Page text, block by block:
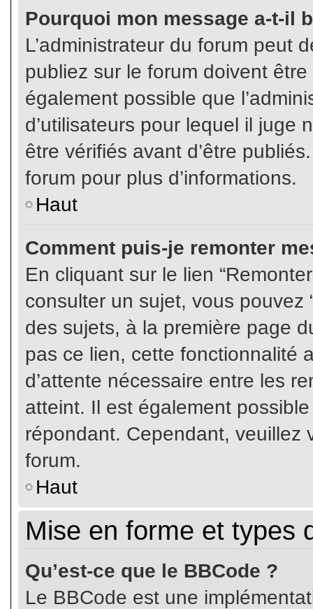
Pourquoi mon message a-t-il
L’administrateur du forum peut
publiez sur le forum doivent
également possible que
d’utilisateurs pour lequel il juge
être vérifiés avant d’être
forum pour plus d’informations.
Haut
Comment puis-je remonter
En cliquant sur le lien
consulter un sujet, vous pouvez
des sujets, à la première page
pas ce lien, cette fonctionnalité
d’attente nécessaire entre les
atteint. Il est également
répondant. Cependant, veuillez
forum.
Haut
Mise en forme et types
Qu’est-ce que le BBCode ?
Le BBCode est une